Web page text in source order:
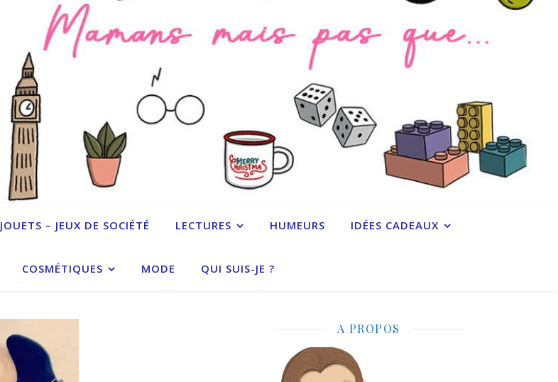
JOUETS – JEUX DE SOCIÉTÉ LECTURES HUMEURS IDÉES CADEAUX
COSMÉTIQUES MODE QUI SUIS-JE ?
A PROPOS